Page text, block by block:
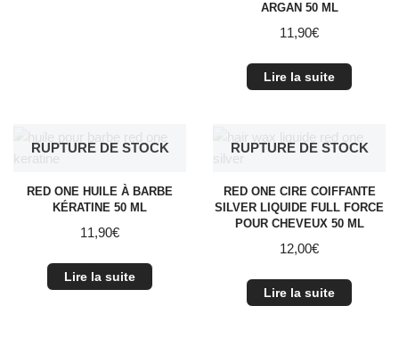
ARGAN 50 ML
11,90€
Lire la suite
RUPTURE DE STOCK
RED ONE HUILE À BARBE
KÉRATINE 50 ML
11,90€
Lire la suite
RUPTURE DE STOCK
RED ONE CIRE COIFFANTE
SILVER LIQUIDE FULL FORCE
POUR CHEVEUX 50 ML
12,00€
Lire la suite